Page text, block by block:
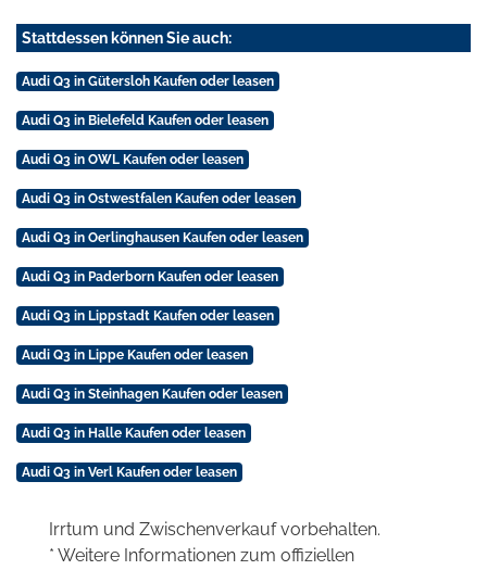
Stattdessen können Sie auch:
Audi Q3 in Gütersloh Kaufen oder leasen
Audi Q3 in Bielefeld Kaufen oder leasen
Audi Q3 in OWL Kaufen oder leasen
Audi Q3 in Ostwestfalen Kaufen oder leasen
Audi Q3 in Oerlinghausen Kaufen oder leasen
Audi Q3 in Paderborn Kaufen oder leasen
Audi Q3 in Lippstadt Kaufen oder leasen
Audi Q3 in Lippe Kaufen oder leasen
Audi Q3 in Steinhagen Kaufen oder leasen
Audi Q3 in Halle Kaufen oder leasen
Audi Q3 in Verl Kaufen oder leasen
Irrtum und Zwischenverkauf vorbehalten.
* Weitere Informationen zum offiziellen